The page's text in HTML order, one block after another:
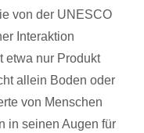
von der UNESCO
Interaktion
etwa nur Produkt
allein Boden oder
von Menschen
in seinen Augen für